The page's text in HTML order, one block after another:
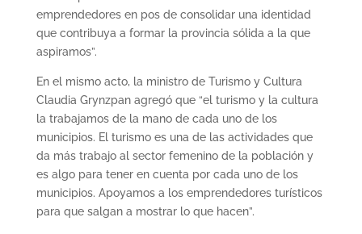
emprendedores en pos de consolidar una identidad
que contribuya a formar la provincia sólida a la que
aspiramos”.
En el mismo acto, la ministro de Turismo y Cultura
Claudia Grynzpan agregó que “el turismo y la cultura
la trabajamos de la mano de cada uno de los
municipios. El turismo es una de las actividades que
da más trabajo al sector femenino de la población y
es algo para tener en cuenta por cada uno de los
municipios. Apoyamos a los emprendedores turísticos
para que salgan a mostrar lo que hacen”.